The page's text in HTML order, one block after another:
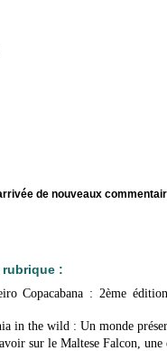
de nouveaux
rubrique :
Copacabana : 2ème
in the wild : Un monde
sur le Maltese Falcon,